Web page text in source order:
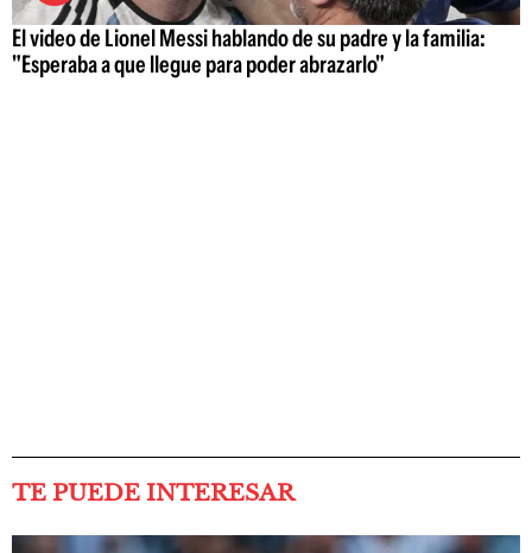
El video de Lionel Messi hablando de su padre y la familia:
"Esperaba a que llegue para poder abrazarlo"
TE PUEDE INTERESAR